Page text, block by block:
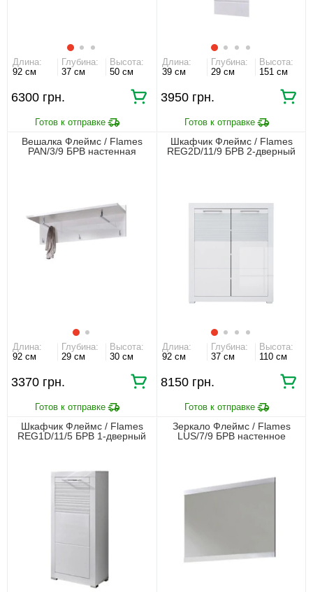
Длина:
92 см
Глубина:
37 см
Высота:
50 см
6300 грн.
Длина:
39 см
Глубина:
29 см
Высота:
151 см
3950 грн.
Вешалка Флеймс / Flames
PAN/3/9 БРВ настенная
Длина:
92 см
Глубина:
29 см
Высота:
30 см
3370 грн.
Шкафчик Флеймс / Flames
REG2D/11/9 БРВ 2-дверный
Длина:
92 см
Глубина:
37 см
Высота:
110 см
8150 грн.
Шкафчик Флеймс / Flames
REG1D/11/5 БРВ 1-дверный
Зеркало Флеймс / Flames
LUS/7/9 БРВ настенное